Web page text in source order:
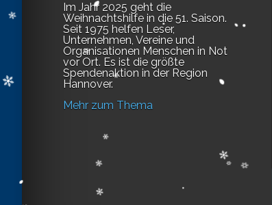
Im Jahr 2025 geht die
Weihnachtshilfe in die 51. Saison.
Seit 1975 helfen Leser,
Unternehmen, Vereine und
Organisationen Menschen in Not
vor Ort. Es ist die größte
Spendenaktion in der Region
Hannover.
Mehr zum Thema